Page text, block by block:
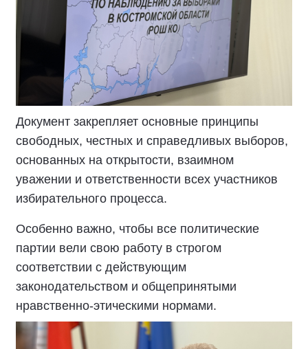
Документ закрепляет основные принципы
свободных, честных и справедливых выборов,
основанных на открытости, взаимном
уважении и ответственности всех участников
избирательного процесса.
Особенно важно, чтобы все политические
партии вели свою работу в строгом
соответствии с действующим
законодательством и общепринятыми
нравственно-этическими нормами.